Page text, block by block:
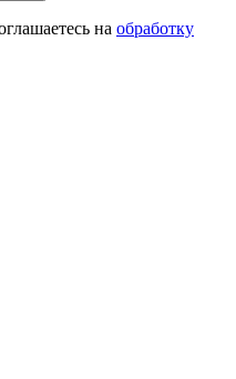
на обработку